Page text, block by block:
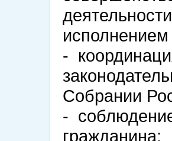
исполнением
-
Собрании
-
гражданина;